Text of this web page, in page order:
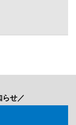
らせ／